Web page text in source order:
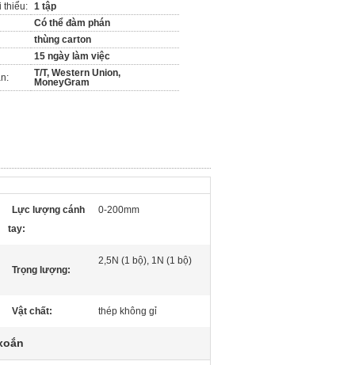
thiểu: 1 tập
Có thể đàm phán
thùng carton
15 ngày làm việc
T/T, Western Union,
MoneyGram
Lực lượng cánh
tay:
0-200mm
Trọng lượng:
2,5N (1 bộ), 1N (1 bộ)
Vật chất: thép không gỉ